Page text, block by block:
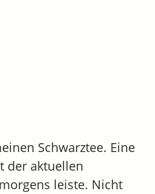
Schwarztee. Eine
der aktuellen
leiste. Nicht